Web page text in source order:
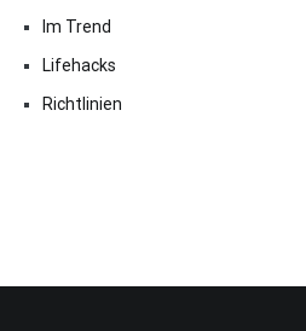
Im Trend
Lifehacks
Richtlinien